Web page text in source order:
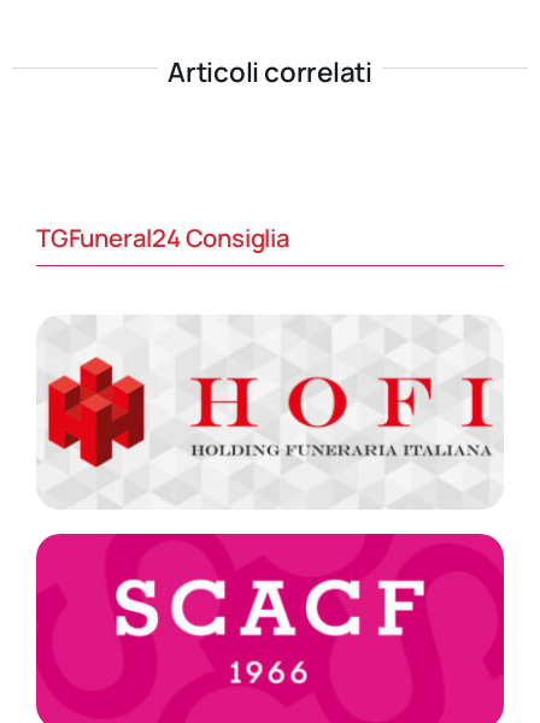
Articoli correlati
TGFuneral24 Consiglia